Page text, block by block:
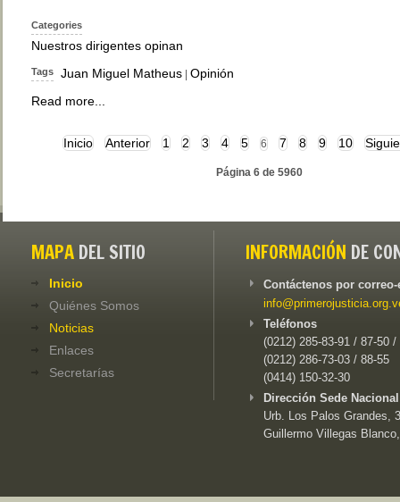
Categories
Nuestros dirigentes opinan
Tags Juan Miguel Matheus Opinión
Read more...
Inicio Anterior 1 2 3 4 5 6 7 8 9 10
Página 6 de 5960
MAPA DEL SITIO
Inicio
Quiénes Somos
Noticias
Enlaces
Secretarías
INFORMACIÓN DE
Contáctenos por
Teléfonos
(0212) 285-83-91 / 87-50 /
(0212) 286-73-03 / 88-55
(0414) 150-32-30
Dirección Sede
Urb. Los Palos Grandes,
Guillermo Villegas